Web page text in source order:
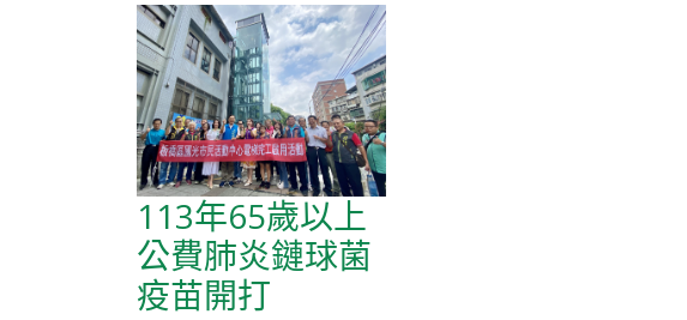
113年65歲以上
公費肺炎鏈球菌
疫苗開打